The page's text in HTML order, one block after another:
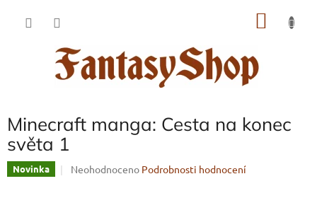
Minecraft manga: Cesta na konec
světa 1
Novinka
Průměrné
Neohodnoceno Podrobnosti hodnocení